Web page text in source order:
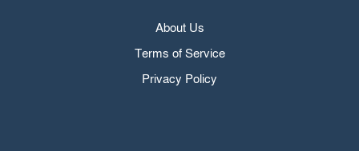
About Us
Terms of Service
Privacy Policy